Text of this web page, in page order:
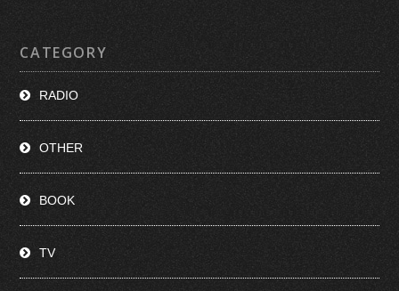
CATEGORY
RADIO
OTHER
BOOK
TV